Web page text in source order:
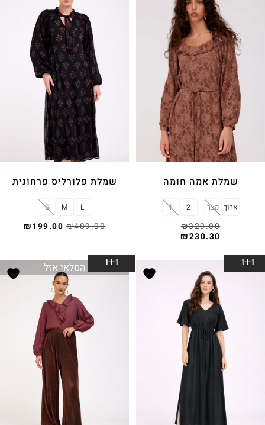
שמלת אמה חומה
ארוך קצר 2
1
₪329.00
₪230.30
בחר אפשרויות
שמלת פלורליס פרחונית
L
M
S
₪489.00
₪199.00
1+1 המלאי אזל 1+1